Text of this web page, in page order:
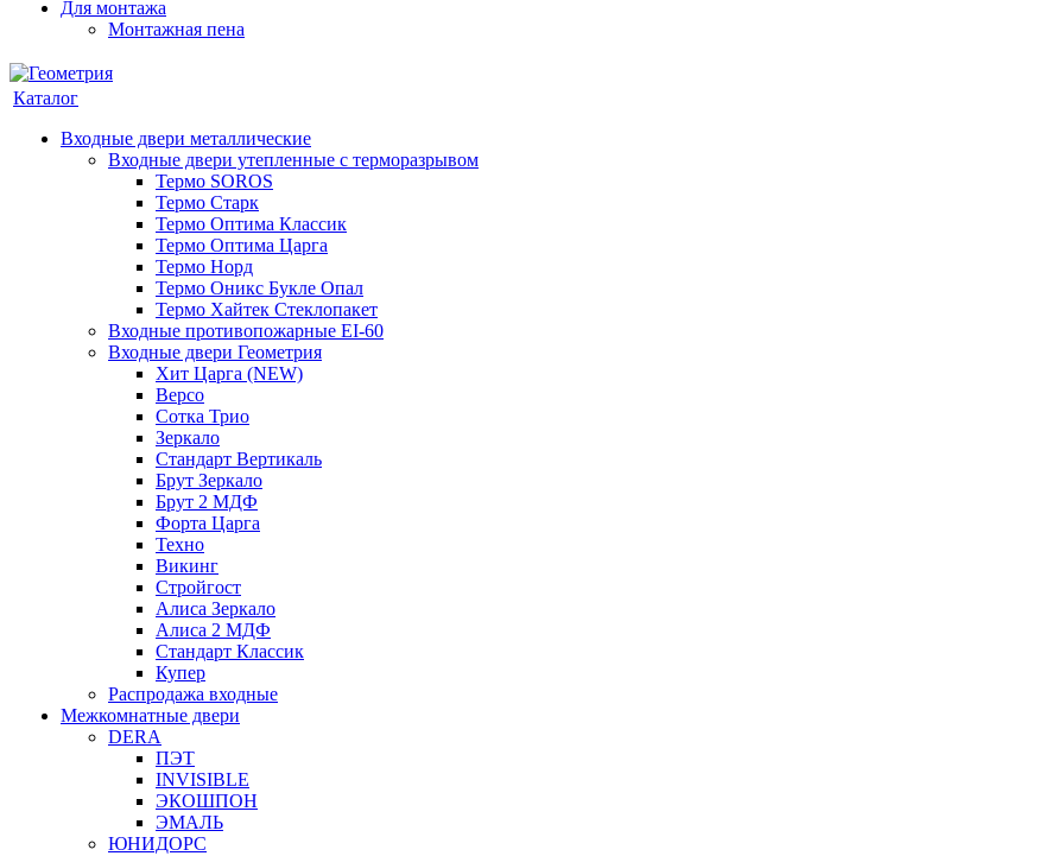
Для монтажа
Монтажная пена
Каталог
Входные двери металлические
Входные двери утепленные с терморазрывом
Термо SOROS
Термо Старк
Термо Оптима Классик
Термо Оптима Царга
Термо Норд
Термо Оникс Букле Опал
Термо Хайтек Стеклопакет
Входные противопожарные EI-60
Входные двери Геометрия
Хит Царга (NEW)
Версо
Сотка Трио
Зеркало
Стандарт Вертикаль
Брут Зеркало
Брут 2 МДФ
Форта Царга
Техно
Викинг
Стройгост
Алиса Зеркало
Алиса 2 МДФ
Стандарт Классик
Купер
Распродажа входные
Межкомнатные двери
DERA
ПЭТ
INVISIBLE
ЭКОШПОН
ЭМАЛЬ
ЮНИДОРС